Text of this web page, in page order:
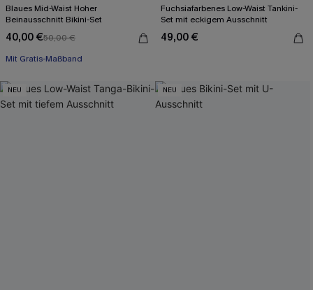
Blaues Mid-Waist Hoher
Beinausschnitt Bikini-Set
40,00 €50,00 €
Mit Gratis-Maßband
Fuchsiafarbenes Low-Waist Tankini-
Set mit eckigem Ausschnitt
49,00 €
NEU NEU